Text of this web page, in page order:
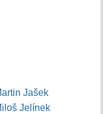
Jašek
Jelínek